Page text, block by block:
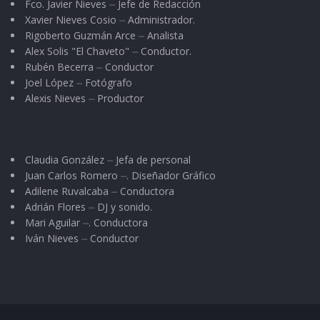
Fco. Javier Nieves ⏤ Jefe de Redacción
Xavier Nieves Cosio ⏤ Administrador.
Rigoberto Guzmán Arce ⏤ Analista
Alex Solis "El Chaveto" ⏤ Conductor.
Rubén Becerra ⏤ Conductor
Joel López ⏤ Fotógrafo
Alexis Nieves ⏤ Productor
Claudia González ⏤ Jefa de personal
Juan Carlos Romero ⏤. Diseñador Gráfico
Adilene Ruvalcaba ⏤ Conductora
Adrián Flores ⏤ DJ y sonido.
Mari Aguilar ⏤. Conductora
Iván Nieves ⏤ Conductor